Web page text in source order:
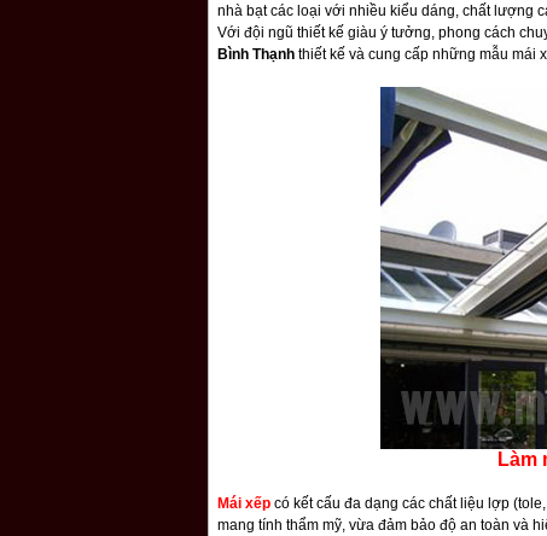
nhà bạt các loại với nhiều kiểu dáng, chất lượng
Với đội ngũ thiết kế giàu ý tưởng, phong cách
Bình Thạnhthiết kế và cung cấp những mẫu mái
Làm
Mái xếpcó kết cấu đa dạng các chất liệu lợp
mang tính thẩm mỹ, vừa đảm bảo độ an toàn và